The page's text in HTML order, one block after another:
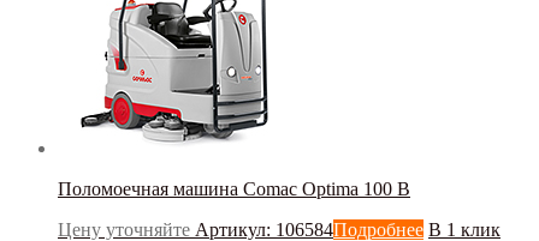
Поломоечная машина Сomac Optima 100 B
Цену уточняйте Артикул: 106584Подробнее В 1 клик